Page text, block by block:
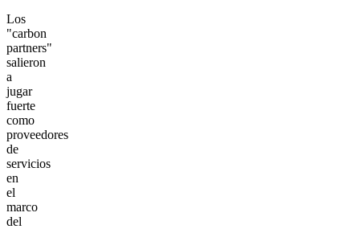
Los
"carbon
partners"
salieron
a
jugar
fuerte
como
proveedores
de
servicios
en
el
marco
del